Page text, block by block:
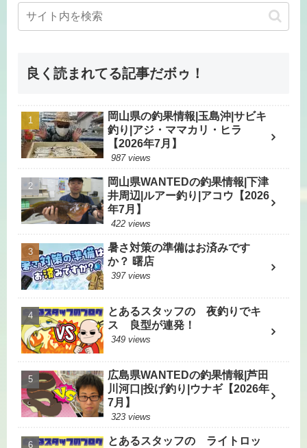
良く読まれてる記事だボゥ！
岡山県の釣果情報|玉島沖|サビキ
釣り|アジ・ママカリ・ヒラ
【2026年7月】
987 views
岡山県WANTEDの釣果情報|下津
井周辺|ルアー釣り|アコウ【2026
年7月】
422 views
暑さ対策の準備はお済みです
か？ 曙店
397 views
とあるスタッフの 夜釣りでキ
ス 良型が連発！
349 views
広島県WANTEDの釣果情報|芦田
川河口|投げ釣り|ウナギ【2026年
7月】
323 views
とあるスタッフの ライトロッ